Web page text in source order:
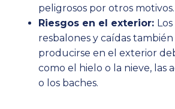
peligrosos por otros motivos.
Riesgos en el exterior:
resbalones y caídas
producirse en el exterior
como el hielo o la nieve, las
o los baches.